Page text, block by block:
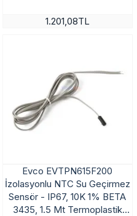
1.201,08TL
Evco EVTPN615F200
İzolasyonlu NTC Su Geçirmez
Sensör - IP67, 10K 1% BETA
3435, 1.5 Mt Termoplastik